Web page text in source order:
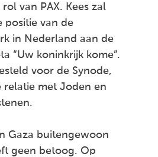
van PAX. Kees zal
positie van de
in Nederland aan de
“Uw koninkrijk kome”.
voor de Synode,
relatie met Joden en
Gaza buitengewoon
geen betoog. Op